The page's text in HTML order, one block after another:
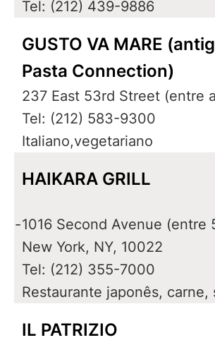
Tel: (212) 439-9886
GUSTO VA MARE
Pasta Connection)
237 East 53rd Street (entre
Tel: (212) 583-9300
Italiano,vegetariano
HAIKARA GRILL
-1016 Second Avenue (entre
New York, NY, 10022
Tel: (212) 355-7000
Restaurante japonês, carne,
IL PATRIZIO